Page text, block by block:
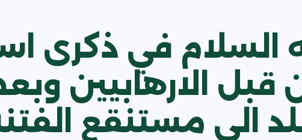
السلام في ذكرى
الارهابيين
الى مستنقع